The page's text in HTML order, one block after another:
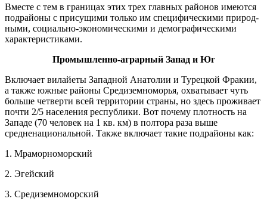
Вместе с тем в границах этих трех глав­ных районов имеются
подрайоны с прису­щими только им специфическими природ­
ными, социально-экономическими и де­мографическими
характеристиками.
Промышленно-аграрный Запад и Юг
Включает вилайеты Западной Анатолии и Турецкой Фракии,
а также южные районы Средиземноморья, охватывает чуть
больше четверти всей территории страны, но здесь проживает
почти 2/5 населения республики. Вот почему плотность на
Западе (70 человек на 1 кв. км) в полтора раза выше
средненациональной. Также включает такие подрайоны как:
1. Мраморноморский
2. Эгейский
3. Средиземноморский